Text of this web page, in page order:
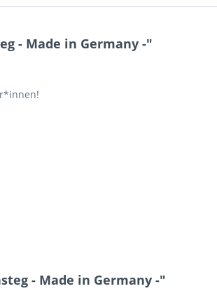
- Made in Germany -"
- Made in Germany -"